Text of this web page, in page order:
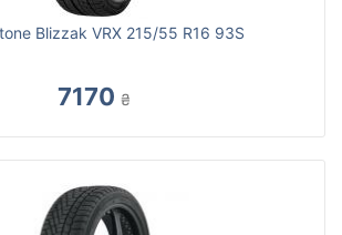
Blizzak VRX 215/55 R16 93S
7170 ₴